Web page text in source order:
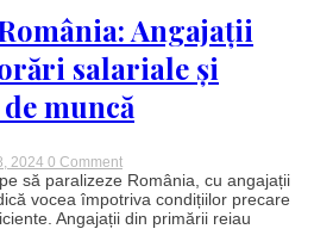
concediați
Angajații
salariale și
muncă
2024 0 Commenton
Proteste
noi
în
să paralizeze România, cu angajații
vocea împotriva condițiilor precare
Angajații din primării reiau